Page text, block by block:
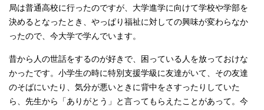
局は普通高校に行ったのですが、大学進学に向けて学校や学部を
決めるとなったとき、やっぱり福祉に対しての興味が変わらなか
ったので、今大学で学んでいます。
昔から人の世話をするのが好きで、困っている人を放っておけな
かったです。小学生の時に特別支援学級に友達がいて、その友達
のそばにいたり、気分が悪いときに背中をさすったりしていた
ら、先生から「ありがとう」と言ってもらえたことがあって。今